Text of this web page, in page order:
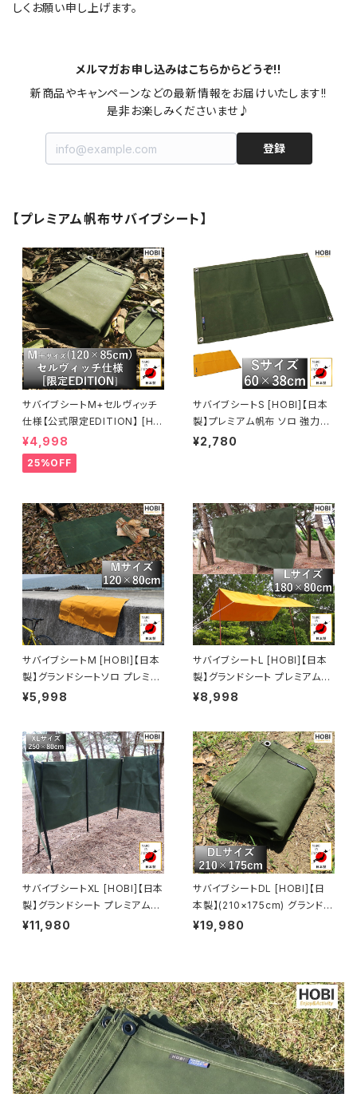
しくお願い申し上げます。
メルマガお申し込みはこちらからどうぞ!!
新商品やキャンペーンなどの最新情報をお届けいたします!!
是非お楽しみくださいませ♪
登録
【プレミアム帆布サバイブシート】
サバイブシートM+セルヴィッチ
仕様【公式限定EDITION】 [HO
BI]【日本製】グランドシートソロ
プレミアム帆布 強力防水パラフ
ィン加工 [無骨でタフ] 頑丈ハト
避け 焚き火 陣幕 前幕 コンパク
ト アウトドア キャンプ レジャー
軍幕 ホビ オリーブドラブ【MAD
E IN JAPAN】
¥4,998
25%OFF
サバイブシートS [HOBI]【日本
製】プレミアム帆布 ソロ 強力防
水パラフィン加工 [無骨でタフ]
キャンプ レジャー ホビ【MADE
IN JAPAN】
¥2,780
サバイブシートM [HOBI]【日本
製】グランドシートソロ プレミア
ム帆布 強力防水パラフィン加工
焚き火 陣幕 コンパクト アウトド
ア キャンプ レジャー ホビ オリ
ーブドラブ/キャメルオレンジ【M
ADE IN JAPAN】
¥5,998
サバイブシートL [HOBI]【日本
製】グランドシート プレミアム帆
布 強力防水パラフィン加工 [無
焚き火 陣幕 コンパクト アウトド
ア キャンプ レジャー ホビ オリ
ーブドラブ/キャメルオレンジ【M
ADE IN JAPAN】
¥8,998
サバイブシートXL [HOBI]【日本
製】グランドシート プレミアム帆
布 強力防水パラフィン加工 [無
ア キャンプ レジャー ホビ HS1
8080 オリーブドラブ/キャメル
オレンジ【MADE IN JAPAN】
¥11,980
サバイブシートDL [HOBI]【日
本製】(210×175cm) グランドシ
ート プレミアム帆布(シャットル
火 ソロ 風避け マット 前幕 軍幕
オリーブドラブ [MADE IN JAP
AN]
¥19,980